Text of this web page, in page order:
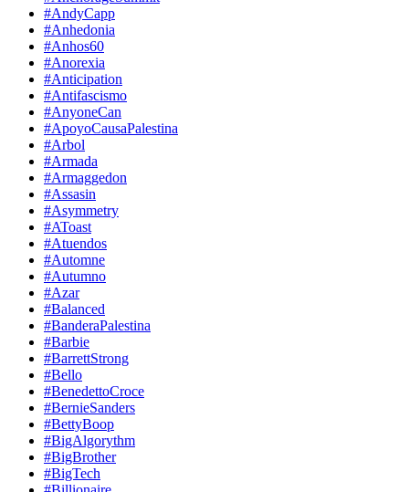
#AndyCapp
#Anhedonia
#Anhos60
#Anorexia
#Anticipation
#Antifascismo
#AnyoneCan
#ApoyoCausaPalestina
#Arbol
#Armada
#Armaggedon
#Assasin
#Asymmetry
#AToast
#Atuendos
#Automne
#Autumno
#Azar
#Balanced
#BanderaPalestina
#Barbie
#BarrettStrong
#Bello
#BenedettoCroce
#BernieSanders
#BettyBoop
#BigAlgorythm
#BigBrother
#BigTech